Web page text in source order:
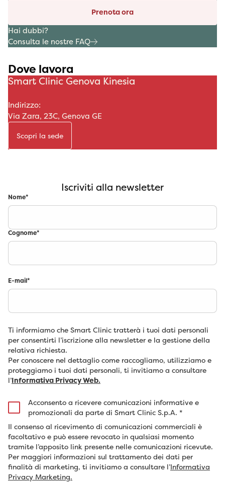
Prenota ora
Hai dubbi?
Consulta le nostre FAQ
Dove lavora
Smart Clinic Genova Kinesia
Indirizzo:
Via Zara, 23C, Genova GE
Scopri la sede
Iscriviti alla newsletter
Nome*
Cognome*
E-mail*
Ti informiamo che Smart Clinic tratterà i tuoi dati personali
per consentirti l’iscrizione alla newsletter e la gestione della
relativa richiesta.
Per conoscere nel dettaglio come raccogliamo, utilizziamo e
proteggiamo i tuoi dati personali, ti invitiamo a consultare
l’Informativa Privacy Web.
Acconsento a ricevere comunicazioni informative e
promozionali da parte di Smart Clinic S.p.A. *
Il consenso al ricevimento di comunicazioni commerciali è
facoltativo e può essere revocato in qualsiasi momento
tramite l’apposito link presente nelle comunicazioni ricevute.
Per maggiori informazioni sul trattamento dei dati per
finalità di marketing, ti invitiamo a consultare l’Informativa
Privacy Marketing.